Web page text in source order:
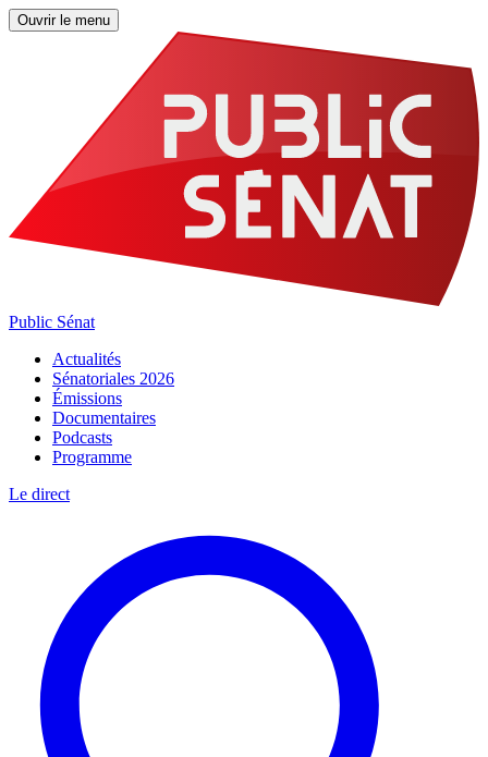
Ouvrir le menu
Public Sénat
Actualités
Sénatoriales 2026
Émissions
Documentaires
Podcasts
Programme
Le direct